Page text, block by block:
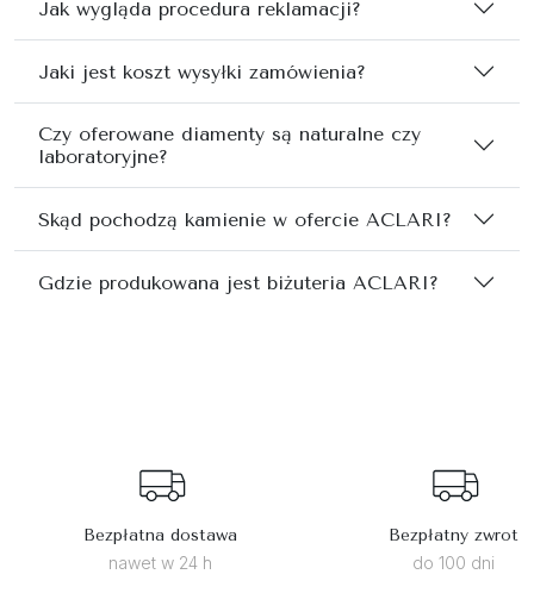
Jak wygląda procedura reklamacji?
Jaki jest koszt wysyłki zamówienia?
Czy oferowane diamenty są naturalne czy
laboratoryjne?
Skąd pochodzą kamienie w ofercie ACLARI?
Gdzie produkowana jest biżuteria ACLARI?
Bezpłatna dostawa
nawet w 24 h
Bezpłatny zwrot
do 100 dni